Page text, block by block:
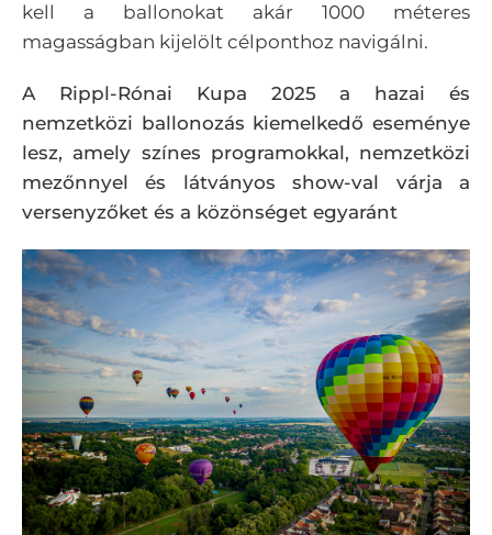
kell a ballonokat akár 1000 méteres
magasságban kijelölt célponthoz navigálni.
A Rippl-Rónai Kupa 2025 a hazai és
nemzetközi ballonozás kiemelkedő eseménye
lesz, amely színes programokkal, nemzetközi
mezőnnyel és látványos show-val várja a
versenyzőket és a közönséget egyaránt